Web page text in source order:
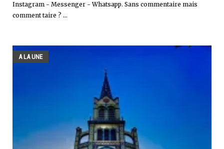
Instagram - Messenger - Whatsapp. Sans commentaire mais
comment taire ? ...
A LA UNE